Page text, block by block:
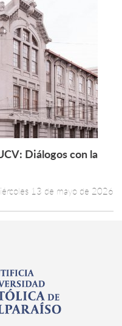
Leer más +
Diálogos con la
13 de mayo de 2026